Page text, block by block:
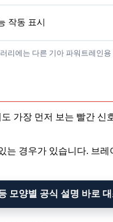
작동 표시
에는 다른 기아 파워트레
가장 먼저 보는 빨간
경우가 있습니다. 브
모양별 공식 설명 바로 대